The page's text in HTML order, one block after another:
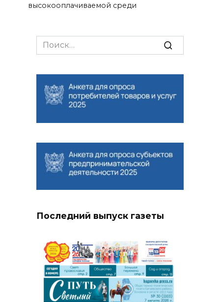
высокооплачиваемой среди
Search
for:
Последний выпуск газеты